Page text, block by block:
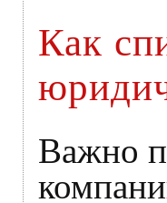
Как
Важно